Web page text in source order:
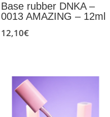
Base rubber DNKA –
0013 AMAZING – 12ml
12,10€